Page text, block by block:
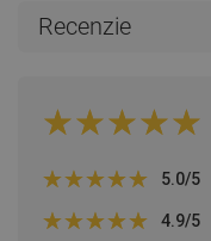
Recenzie
5.0/5
4.9/5